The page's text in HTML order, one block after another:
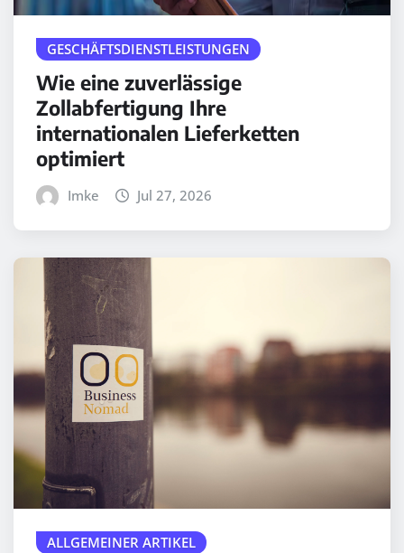
GESCHÄFTSDIENSTLEISTUNGEN
Wie eine zuverlässige
Zollabfertigung Ihre
internationalen Lieferketten
optimiert
Imke Jul 27, 2026
ALLGEMEINER ARTIKEL